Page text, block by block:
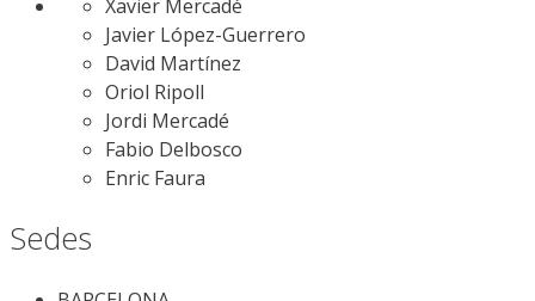
Xavier Mercadé
Javier López-Guerrero
David Martínez
Oriol Ripoll
Jordi Mercadé
Fabio Delbosco
Enric Faura
Sedes